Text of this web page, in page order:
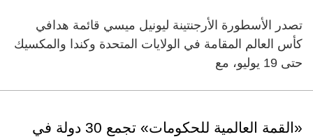
تصدر الأسطورة الأرجنتينة ليونيل ميسي قائمة هدافي
كأس العالم المقامة في الولايات المتحدة وكندا والمكسيك
حتى 19 يوليو، مع
«القمة العالمية للحكومات» تجمع 30 دولة في